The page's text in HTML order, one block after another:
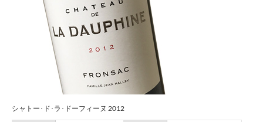
シャトー･ド･ラ･ドーフィーヌ 2012